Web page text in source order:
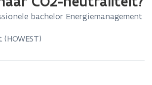
bachelor Energiemanagement
(HOWEST)